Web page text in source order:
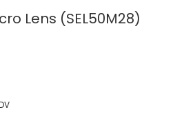
Lens (SEL50M28)